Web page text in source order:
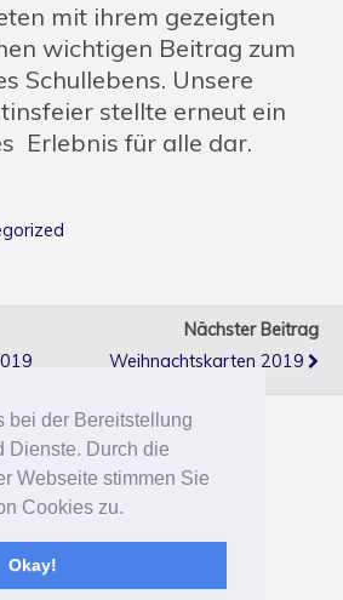
bei der Bereitstellung
Dienste. Durch die
Webseite stimmen Sie
Cookies zu.
Okay!
mit ihrem gezeigten
wichtigen Beitrag zum
Schullebens. Unsere
stellte erneut ein
Erlebnis für alle dar.
Nächster Beitrag
Weihnachtskarten 2019
Bereitgestellt von